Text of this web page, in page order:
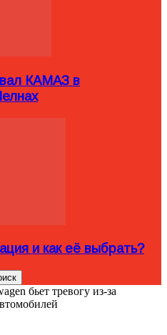
КАМАЗ в
и как её выбрать?
бьет тревогу из-за